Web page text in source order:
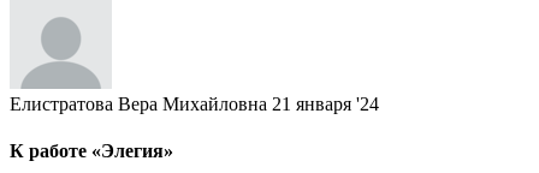
Елистратова Вера Михайловна 21 января '24
К работе «Элегия»